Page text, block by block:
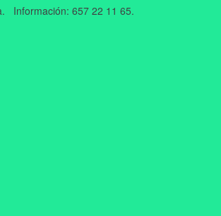
Información: 657 22 11 65.